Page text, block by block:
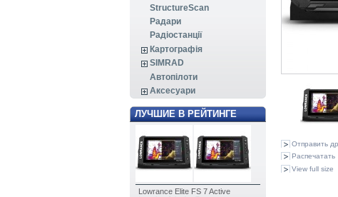
StructureScan
Радари
Радіостанції
Картографія
SIMRAD
Автопілоти
Аксесуари
ЛУЧШИЕ В РЕЙТИНГЕ
Lowrance Elite FS 7 Active
Отправить
Распечатать
View full size